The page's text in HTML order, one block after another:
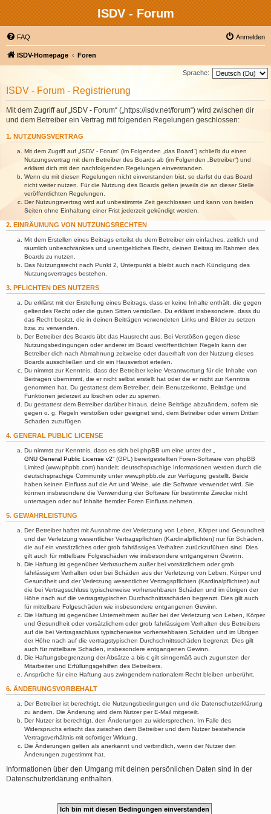
ISDV - Forum
FAQ Anmelden
ISDV-Homepage Foren
Sprache:
ISDV - Forum - Registrierung
Mit dem Zugriff auf „ISDV - Forum“ („https://isdv.net/forum“) wird zwischen dir
und dem Betreiber ein Vertrag mit folgenden Regelungen geschlossen:
1. NUTZUNGSVERTRAG
Mit dem Zugriff auf „ISDV - Forum“ (im Folgenden „das Board“) schließt du einen
Nutzungsvertrag mit dem Betreiber des Boards ab (im Folgenden „Betreiber“) und
erklärst dich mit den nachfolgenden Regelungen einverstanden.
Wenn du mit diesen Regelungen nicht einverstanden bist, so darfst du das Board
nicht weiter nutzen. Für die Nutzung des Boards gelten jeweils die an dieser Stelle
veröffentlichten Regelungen.
Der Nutzungsvertrag wird auf unbestimmte Zeit geschlossen und kann von beiden
Seiten ohne Einhaltung einer Frist jederzeit gekündigt werden.
2. EINRÄUMUNG VON NUTZUNGSRECHTEN
Mit dem Erstellen eines Beitrags erteilst du dem Betreiber ein einfaches, zeitlich und
räumlich unbeschränktes und unentgeltliches Recht, deinen Beitrag im Rahmen des
Boards zu nutzen.
Das Nutzungsrecht nach Punkt 2, Unterpunkt a bleibt auch nach Kündigung des
Nutzungsvertrages bestehen.
3. PFLICHTEN DES NUTZERS
Du erklärst mit der Erstellung eines Beitrags, dass er keine Inhalte enthält, die gegen
geltendes Recht oder die guten Sitten verstoßen. Du erklärst insbesondere, dass du
das Recht besitzt, die in deinen Beiträgen verwendeten Links und Bilder zu setzen
bzw. zu verwenden.
Der Betreiber des Boards übt das Hausrecht aus. Bei Verstößen gegen diese
Nutzungsbedingungen oder anderer im Board veröffentlichten Regeln kann der
Betreiber dich nach Abmahnung zeitweise oder dauerhaft von der Nutzung dieses
Boards ausschließen und dir ein Hausverbot erteilen.
Du nimmst zur Kenntnis, dass der Betreiber keine Verantwortung für die Inhalte von
Beiträgen übernimmt, die er nicht selbst erstellt hat oder die er nicht zur Kenntnis
genommen hat. Du gestattest dem Betreiber, dein Benutzerkonto, Beiträge und
Funktionen jederzeit zu löschen oder zu sperren.
Du gestattest dem Betreiber darüber hinaus, deine Beiträge abzuändern, sofern sie
gegen o. g. Regeln verstoßen oder geeignet sind, dem Betreiber oder einem Dritten
Schaden zuzufügen.
4. GENERAL PUBLIC LICENSE
Du nimmst zur Kenntnis, dass es sich bei phpBB um eine unter der „
GNU General Public License v2“ (GPL) bereitgestellten Foren-Software von phpBB
Limited (www.phpbb.com) handelt; deutschsprachige Informationen werden durch die
deutschsprachige Community unter www.phpbb.de zur Verfügung gestellt. Beide
haben keinen Einfluss auf die Art und Weise, wie die Software verwendet wird. Sie
können insbesondere die Verwendung der Software für bestimmte Zwecke nicht
untersagen oder auf Inhalte fremder Foren Einfluss nehmen.
5. GEWÄHRLEISTUNG
Der Betreiber haftet mit Ausnahme der Verletzung von Leben, Körper und Gesundheit
und der Verletzung wesentlicher Vertragspflichten (Kardinalpflichten) nur für Schäden,
die auf ein vorsätzliches oder grob fahrlässiges Verhalten zurückzuführen sind. Dies
gilt auch für mittelbare Folgeschäden wie insbesondere entgangenen Gewinn.
Die Haftung ist gegenüber Verbrauchern außer bei vorsätzlichem oder grob
fahrlässigem Verhalten oder bei Schäden aus der Verletzung von Leben, Körper und
Gesundheit und der Verletzung wesentlicher Vertragspflichten (Kardinalpflichten) auf
die bei Vertragsschluss typischerweise vorhersehbaren Schäden und im übrigen der
Höhe nach auf die vertragstypischen Durchschnittsschäden begrenzt. Dies gilt auch
für mittelbare Folgeschäden wie insbesondere entgangenen Gewinn.
Die Haftung ist gegenüber Unternehmern außer bei der Verletzung von Leben, Körper
und Gesundheit oder vorsätzlichem oder grob fahrlässigem Verhalten des Betreibers
auf die bei Vertragsschluss typischerweise vorhersehbaren Schäden und im Übrigen
der Höhe nach auf die vertragstypischen Durchschnittsschäden begrenzt. Dies gilt
auch für mittelbare Schäden, insbesondere entgangenen Gewinn.
Die Haftungsbegrenzung der Absätze a bis c gilt sinngemäß auch zugunsten der
Mitarbeiter und Erfüllungsgehilfen des Betreibers.
Ansprüche für eine Haftung aus zwingendem nationalem Recht bleiben unberührt.
6. ÄNDERUNGSVORBEHALT
Der Betreiber ist berechtigt, die Nutzungsbedingungen und die Datenschutzerklärung
zu ändern. Die Änderung wird dem Nutzer per E-Mail mitgeteilt.
Der Nutzer ist berechtigt, den Änderungen zu widersprechen. Im Falle des
Widerspruchs erlischt das zwischen dem Betreiber und dem Nutzer bestehende
Vertragsverhältnis mit sofortiger Wirkung.
Die Änderungen gelten als anerkannt und verbindlich, wenn der Nutzer den
Änderungen zugestimmt hat.
Informationen über den Umgang mit deinen persönlichen Daten sind in der
Datenschutzerklärung enthalten.